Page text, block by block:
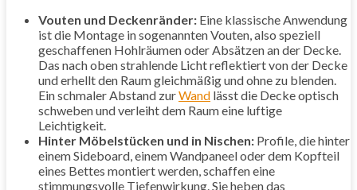
Vouten und Deckenränder: Eine klassische Anwendung
ist die Montage in sogenannten Vouten, also speziell
geschaffenen Hohlräumen oder Absätzen an der Decke.
Das nach oben strahlende Licht reflektiert von der Decke
und erhellt den Raum gleichmäßig und ohne zu blenden.
Ein schmaler Abstand zurWand lässt die Decke optisch
schweben und verleiht dem Raum eine luftige
Leichtigkeit.
Hinter Möbelstücken und in Nischen: Profile, die hinter
einem Sideboard, einem Wandpaneel oder dem Kopfteil
eines Bettes montiert werden, schaffen eine
stimmungsvolle Tiefenwirkung. Sie heben das